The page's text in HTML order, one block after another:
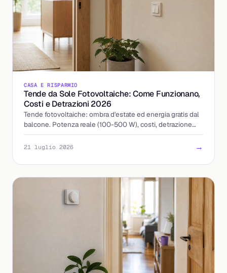
CASA E RISPARMIO
Tende da Sole Fotovoltaiche: Come Funzionano,
Costi e Detrazioni 2026
Tende fotovoltaiche: ombra d'estate ed energia gratis dal
balcone. Potenza reale (100-500 W), costi, detrazione
50% nel 2026 e quando conviene davvero.
21 luglio 2026 →